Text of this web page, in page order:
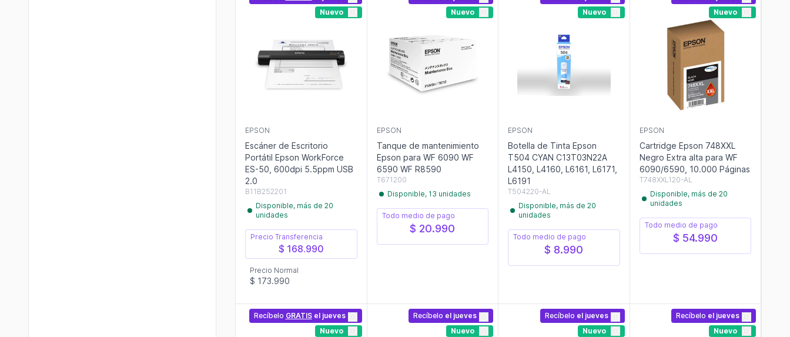
Nuevo
EPSON
Escáner de Escritorio
Portátil Epson WorkForce
ES-50, 600dpi 5.5ppm USB
2.0
B11B252201
Disponible, más de 20
unidades
Precio Transferencia
$ 168.990
Precio Normal
$ 173.990
Nuevo
EPSON
Tanque de mantenimiento
Epson para WF 6090 WF
6590 WF R8590
T671200
Disponible, 13 unidades
Todo medio de pago
$ 20.990
Nuevo
EPSON
Botella de Tinta Epson
T504 CYAN C13T03N22A
L4150, L4160, L6161, L6171,
L6191
T504220-AL
Disponible, más de 20
unidades
Todo medio de pago
$ 8.990
Nuevo
EPSON
Cartridge Epson 748XXL
Negro Extra alta para WF
6090/6590, 10.000 Páginas
T748XXL120-AL
Disponible, más de 20
unidades
Todo medio de pago
$ 54.990
Recíbelo GRATISel jueves
Nuevo
Recíbelo el jueves
Nuevo
Recíbelo el jueves
Nuevo
Recíbelo el jueves
Nuevo